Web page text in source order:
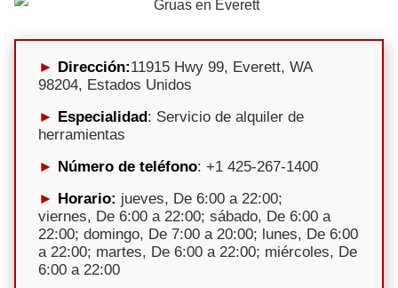
Dirección:11915 Hwy 99, Everett, WA
98204, Estados Unidos
Especialidad: Servicio de alquiler de
herramientas
Número de teléfono: +1 425-267-1400
Horario: jueves, De 6:00 a 22:00;
viernes, De 6:00 a 22:00; sábado, De 6:00 a
22:00; domingo, De 7:00 a 20:00; lunes, De 6:00
a 22:00; martes, De 6:00 a 22:00; miércoles, De
6:00 a 22:00